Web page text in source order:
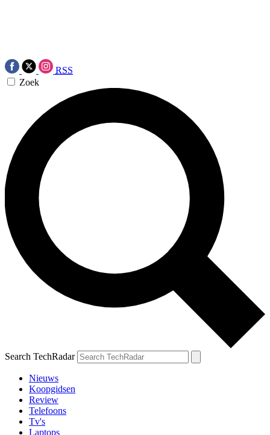
RSS
Zoek
Search TechRadar
Nieuws
Koopgidsen
Review
Telefoons
Tv's
Laptops